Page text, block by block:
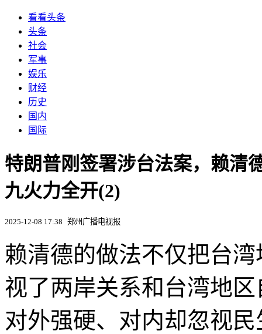
看看头条
头条
社会
军事
娱乐
财经
历史
国内
国际
特朗普刚签署涉台法案，赖清
九火力全开(2)
2025-12-08 17:38 郑州广播电视报
赖清德的做法不仅把台
视了两岸关系和台湾地
对外强硬、对内却忽视